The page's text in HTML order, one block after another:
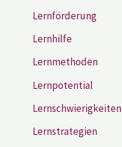
Lernförderung
Lernhilfe
Lernmethoden
Lernpotential
Lernschwierigkeiten
Lernstrategien